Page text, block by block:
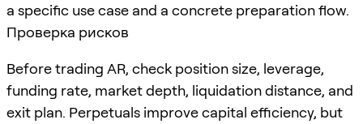
a specific use case and a concrete preparation flow.
Проверка рисков
Before trading AR, check position size, leverage,
funding rate, market depth, liquidation distance, and
exit plan. Perpetuals improve capital efficiency, but